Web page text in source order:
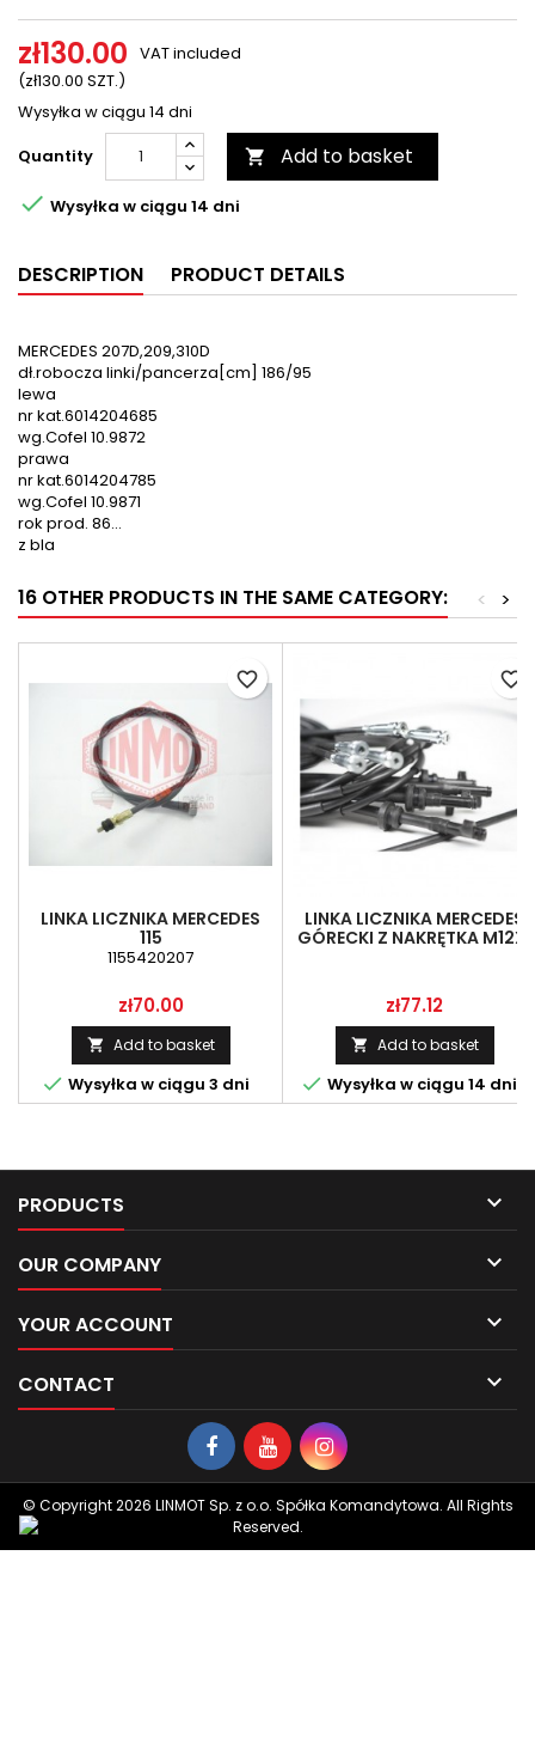
zł130.00
(zł130.00 SZT.)
VAT included
Wysyłka w ciągu 14 dni
Quantity
 Add to basket
 Wysyłka w ciągu 14 dni
DESCRIPTION PRODUCT DETAILS
MERCEDES 207D,209,310D
dł.robocza linki/pancerza[cm] 186/95
lewa
nr kat.6014204685
wg.Cofel 10.9872
prawa
nr kat.6014204785
wg.Cofel 10.9871
rok prod. 86...
z bla
16 OTHER PRODUCTS IN THE SAME CATEGORY: >
<
LINKA LICZNIKA MERCEDES
115
1155420207
Price
zł70.00
 Add to basket
 Wysyłka w ciągu 3 dni
favorite_border
LINKA LICZNIKA MERCEDES
GÓRECKI Z NAKRĘTKA M12X1
Price
zł77.12
 Add to basket
 Wysyłka w ciągu 14 dni
favorite_border
PRODUCTS 
OUR COMPANY 
YOUR ACCOUNT 
CONTACT 
© Copyright 2026 LINMOT Sp. z o.o. Spółka Komandytowa. All Rights
Reserved.